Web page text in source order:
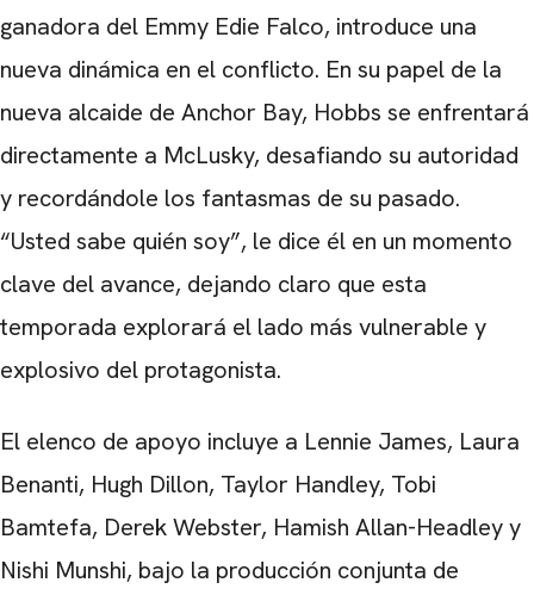
ganadora del Emmy Edie Falco, introduce una
nueva dinámica en el conflicto. En su papel de la
nueva alcaide de Anchor Bay, Hobbs se enfrentará
directamente a McLusky, desafiando su autoridad
y recordándole los fantasmas de su pasado.
“Usted sabe quién soy”, le dice él en un momento
clave del avance, dejando claro que esta
temporada explorará el lado más vulnerable y
explosivo del protagonista.
El elenco de apoyo incluye a Lennie James, Laura
Benanti, Hugh Dillon, Taylor Handley, Tobi
Bamtefa, Derek Webster, Hamish Allan-Headley y
Nishi Munshi, bajo la producción conjunta de